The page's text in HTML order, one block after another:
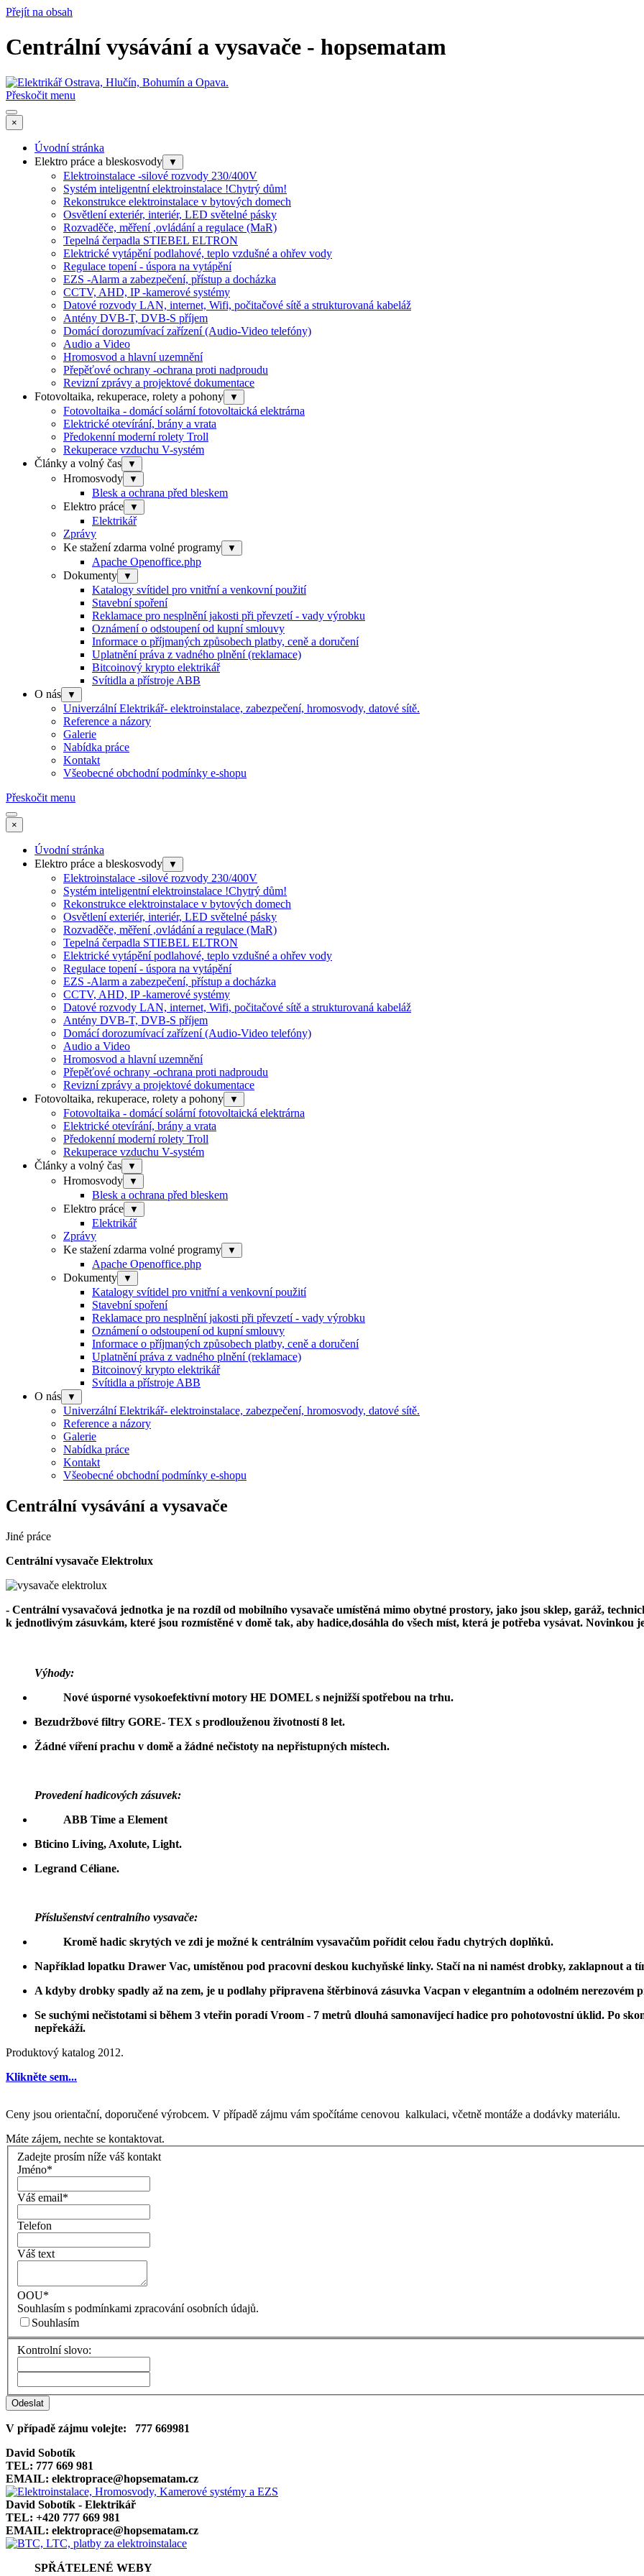
Přejít na obsah
Centrální vysávání a vysavače - hopsematam
Přeskočit menu
×
Úvodní stránka
Elektro práce a bleskosvody
▼
Elektroinstalace -silové rozvody 230/400V
Systém inteligentní elektroinstalace !Chytrý dům!
Rekonstrukce elektroinstalace v bytových domech
Osvětlení exteriér, interiér, LED světelné pásky
Rozvaděče, měření ,ovládání a regulace (MaR)
Tepelná čerpadla STIEBEL ELTRON
Elektrické vytápění podlahové, teplo vzdušné a ohřev vody
Regulace topení - úspora na vytápění
EZS -Alarm a zabezpečení, přístup a docházka
CCTV, AHD, IP -kamerové systémy
Datové rozvody LAN, internet, Wifi, počitačové sítě a strukturovaná kabeláž
Antény DVB-T, DVB-S příjem
Domácí dorozumívací zařízení (Audio-Video telefóny)
Audio a Video
Hromosvod a hlavní uzemnění
Přepěťové ochrany -ochrana proti nadproudu
Revizní zprávy a projektové dokumentace
Fotovoltaika, rekuperace, rolety a pohony
▼
Fotovoltaika - domácí solární fotovoltaická elektrárna
Elektrické otevírání, brány a vrata
Předokenní moderní rolety Troll
Rekuperace vzduchu V-systém
Články a volný čas
▼
Hromosvody ▼
Blesk a ochrana před bleskem
Elektro práce
▼
Elektrikář
Zprávy
Ke stažení zdarma volné programy
▼
Apache Openoffice.php
Dokumenty
▼
Katalogy svítidel pro vnitřní a venkovní použití
Stavební spoření
Reklamace pro nesplnění jakosti při převzetí - vady výrobku
Oznámení o odstoupení od kupní smlouvy
Informace o příjmaných způsobech platby, ceně a doručení
Uplatnění práva z vadného plnění (reklamace)
Bitcoinový krypto elektrikář
Svítidla a přístroje ABB
O nás
▼
Univerzální Elektrikář- elektroinstalace, zabezpečení, hromosvody, datové sítě.
Reference a názory
Galerie
Nabídka práce
Kontakt
Všeobecné obchodní podmínky e-shopu
Přeskočit menu
×
Úvodní stránka
Elektro práce a bleskosvody
▼
Elektroinstalace -silové rozvody 230/400V
Systém inteligentní elektroinstalace !Chytrý dům!
Rekonstrukce elektroinstalace v bytových domech
Osvětlení exteriér, interiér, LED světelné pásky
Rozvaděče, měření ,ovládání a regulace (MaR)
Tepelná čerpadla STIEBEL ELTRON
Elektrické vytápění podlahové, teplo vzdušné a ohřev vody
Regulace topení - úspora na vytápění
EZS -Alarm a zabezpečení, přístup a docházka
CCTV, AHD, IP -kamerové systémy
Datové rozvody LAN, internet, Wifi, počitačové sítě a strukturovaná kabeláž
Antény DVB-T, DVB-S příjem
Domácí dorozumívací zařízení (Audio-Video telefóny)
Audio a Video
Hromosvod a hlavní uzemnění
Přepěťové ochrany -ochrana proti nadproudu
Revizní zprávy a projektové dokumentace
Fotovoltaika, rekuperace, rolety a pohony
▼
Fotovoltaika - domácí solární fotovoltaická elektrárna
Elektrické otevírání, brány a vrata
Předokenní moderní rolety Troll
Rekuperace vzduchu V-systém
Články a volný čas
▼
Hromosvody ▼
Blesk a ochrana před bleskem
Elektro práce
▼
Elektrikář
Zprávy
Ke stažení zdarma volné programy
▼
Apache Openoffice.php
Dokumenty
▼
Katalogy svítidel pro vnitřní a venkovní použití
Stavební spoření
Reklamace pro nesplnění jakosti při převzetí - vady výrobku
Oznámení o odstoupení od kupní smlouvy
Informace o příjmaných způsobech platby, ceně a doručení
Uplatnění práva z vadného plnění (reklamace)
Bitcoinový krypto elektrikář
Svítidla a přístroje ABB
O nás
▼
Univerzální Elektrikář- elektroinstalace, zabezpečení, hromosvody, datové sítě.
Reference a názory
Galerie
Nabídka práce
Kontakt
Všeobecné obchodní podmínky e-shopu
Centrální vysávání a vysavače
Jiné práce
Centrální vysavače Elektrolux
- Centrální vysavačová jednotka je na rozdíl od mobilního vysavače umístěná mimo obytné prostory, jako jsou sklep, garáž,
k jednotlivým zásuvkám, které jsou rozmístěné v domě tak, aby hadice,dosáhla do všech míst, která je potřeba vysávat. Novinkou
Výhody:
Nové úsporné vysokoefektivní motory HE DOMEL s nejnižší spotřebou na trhu.
Bezudržbové filtry GORE- TEX s prodlouženou životností 8 let.
Žádné víření prachu v domě a žádné nečistoty na nepřistupných místech.
Provedení hadicových zásuvek:
ABB Time a Element
Bticino Living, Axolute, Light.
Legrand Céliane.
Příslušenství centralního vysavače:
Kromě hadic skrytých ve zdi je možné k centrálním vysavačům pořídit celou řadu chytrých doplňků.
Například lopatku Drawer Vac, umístěnou pod pracovní deskou kuchyňské linky. Stačí na ni namést drobky, zaklapnout a
A kdyby drobky spadly až na zem, je u podlahy připravena štěrbinová zásuvka Vacpan v elegantním a odolném nerezovém
Se suchými nečistotami si během 3 vteřin poradí Vroom - 7 metrů dlouhá samonavíjecíhadice pro pohotovostní úklid. Po
nepřekáží.
Produktový katalog 2012.
Klikněte sem...
Ceny jsou orientační, doporučené výrobcem. V případě zájmu vám spočítáme cenovou kalkulaci, včetně montáže a dodávky materiálu.
Máte zájem, nechte se kontaktovat.
Zadejte prosím níže váš kontakt
Jméno*
Váš email*
Telefon
Váš text
OOU*
Souhlasím s podmínkami zpracování osobních údajů.
Souhlasím
Kontrolní slovo:
V případě zájmu volejte: 777 669981
David Sobotík
TEL: 777 669 981
EMAIL: elektroprace@hopsematam.cz
David Sobotík - Elektrikář
TEL: +420 777 669 981
EMAIL: elektroprace@hopsematam.cz
SPŘÁTELENÉ WEBY